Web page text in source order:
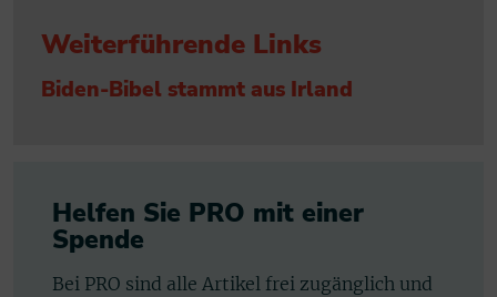
Weiterführende Links
Biden-Bibel stammt aus Irland
Helfen Sie PRO mit einer
Spende
Bei PRO sind alle Artikel frei zugänglich und